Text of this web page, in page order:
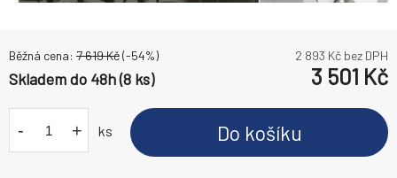
Běžná cena: 7 619Kč(-54%) 2 893 Kč bez DPH
Skladem do 48h (8 ks) 3 501 Kč
- + ks Do košíku